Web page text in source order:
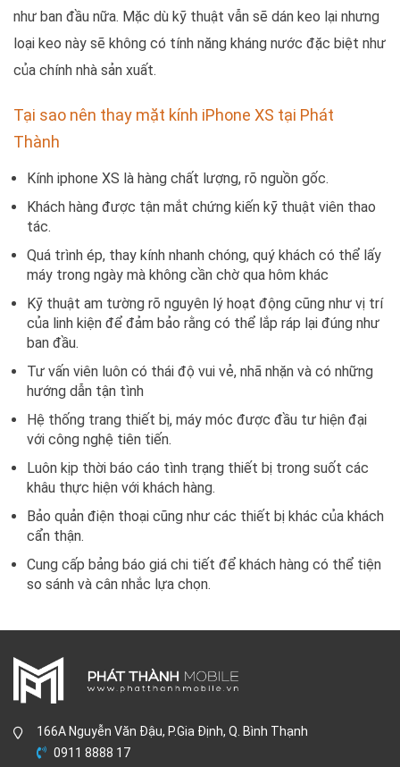
như ban đầu nữa. Mặc dù kỹ thuật vẫn sẽ dán keo lại nhưng
loại keo này sẽ không có tính năng kháng nước đặc biệt như
của chính nhà sản xuất.
Tại sao nên thay mặt kính iPhone XS tại Phát
Thành
Kính iphone XS là hàng chất lượng, rõ nguồn gốc.
Khách hàng được tận mắt chứng kiến kỹ thuật viên thao
tác.
Quá trình ép, thay kính nhanh chóng, quý khách có thể lấy
máy trong ngày mà không cần chờ qua hôm khác
Kỹ thuật am tường rõ nguyên lý hoạt động cũng như vị trí
của linh kiện để đảm bảo rằng có thể lắp ráp lại đúng như
ban đầu.
Tư vấn viên luôn có thái độ vui vẻ, nhã nhặn và có những
hướng dẫn tận tình
Hệ thống trang thiết bị, máy móc được đầu tư hiện đại
với công nghệ tiên tiến.
Luôn kịp thời báo cáo tình trạng thiết bị trong suốt các
khâu thực hiện với khách hàng.
Bảo quản điện thoại cũng như các thiết bị khác của khách
cẩn thận.
Cung cấp bảng báo giá chi tiết để khách hàng có thể tiện
so sánh và cân nhắc lựa chọn.
166A Nguyễn Văn Đậu, P.Gia Định, Q. Bình Thạnh
0911 8888 17